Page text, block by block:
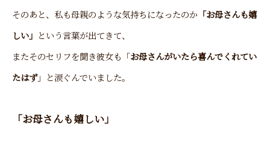
そのあと、私も母親のような気持ちになったのか 「お母さんも嬉
しい」 という言葉が出てきて、
またそのセリフを聞き彼女も「お母さんがいたら喜んでくれてい
たはず」と涙ぐんでいました。
「お母さんも嬉しい」